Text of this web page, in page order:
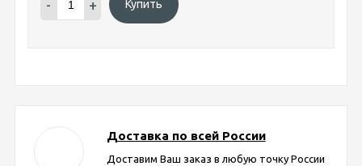
- + Купить
Доставка по всей России
Доставим Ваш заказ в любую точку России